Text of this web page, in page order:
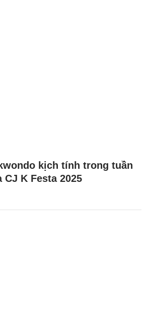
kịch tính trong tuần
CJ K Festa 2025